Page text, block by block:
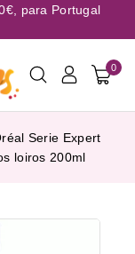
para Portugal
0
Serie Expert
loiros 200ml